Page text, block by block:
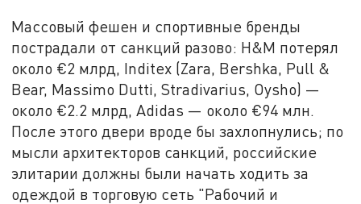
Массовый фешен и спортивные бренды
пострадали от санкций разово: H&M потерял
около €2 млрд, Inditex (Zara, Bershka, Pull &
Bear, Massimo Dutti, Stradivarius, Oysho) —
около €2.2 млрд, Adidas — около €94 млн.
После этого двери вроде бы захлопнулись; по
мысли архитекторов санкций, российские
элитарии должны были начать ходить за
одеждой в торговую сеть "Рабочий и